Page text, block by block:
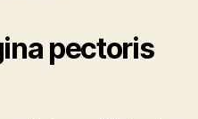
pectoris